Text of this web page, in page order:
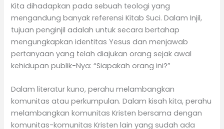
Kita dihadapkan pada sebuah teologi yang
mengandung banyak referensi Kitab Suci. Dalam Injil,
tujuan penginjil adalah untuk secara bertahap
mengungkapkan identitas Yesus dan menjawab
pertanyaan yang telah diajukan orang sejak awal
kehidupan publik-Nya: “Siapakah orang ini?”
Dalam literatur kuno, perahu melambangkan
komunitas atau perkumpulan. Dalam kisah kita, perahu
melambangkan komunitas Kristen bersama dengan
komunitas-komunitas Kristen lain yang sudah ada